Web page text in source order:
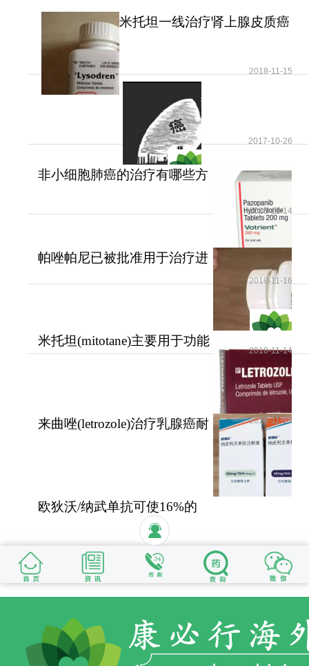
米托坦一线治疗肾上腺皮质癌
2018-11-15
非小细胞肺癌的治疗有哪些方
2017-10-26
帕唑帕尼已被批准用于治疗进
2018-11-14
米托坦(mitotane)主要用于功能
性和无功能性肾上腺
2018-11-16
来曲唑(letrozole)治疗乳腺癌耐
2018-11-14
欧狄沃/纳武单抗可使16%的
晚期肺癌患者活过5年
2018-11-15